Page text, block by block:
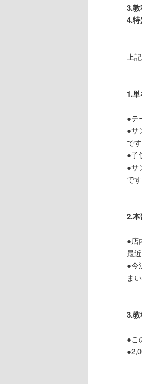
3.
4.
上
1.
●テ
●サ
です
●子
●サ
です
2.
●店
最
●今
ま
3.
●こ